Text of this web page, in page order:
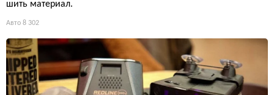
шить материал.
Авто 8 302